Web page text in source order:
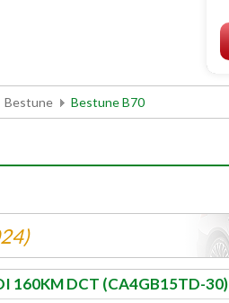
Bestune Bestune B70
160KM DCT (CA4GB15TD-30)